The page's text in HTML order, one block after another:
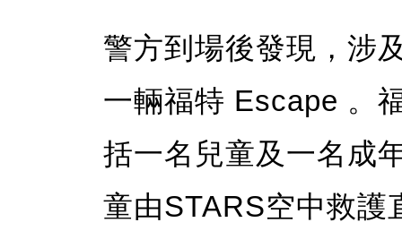
警方到場後發現，涉
一輛福特 Escape 。
括一名兒童及一名成
童由STARS空中救護